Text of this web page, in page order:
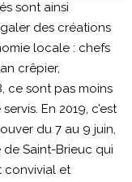
sont ainsi
des créations
locale : chefs
crêpier,
ce sont pas moins
En 2019, c’est
du 7 au 9 juin,
de Saint-Brieuc qui
convivial et